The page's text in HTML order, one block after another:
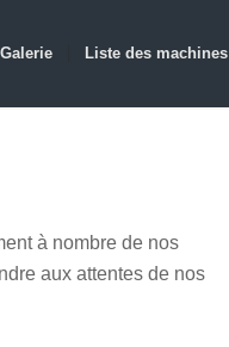
Galerie Liste des machines
à nombre de nos
aux attentes de nos